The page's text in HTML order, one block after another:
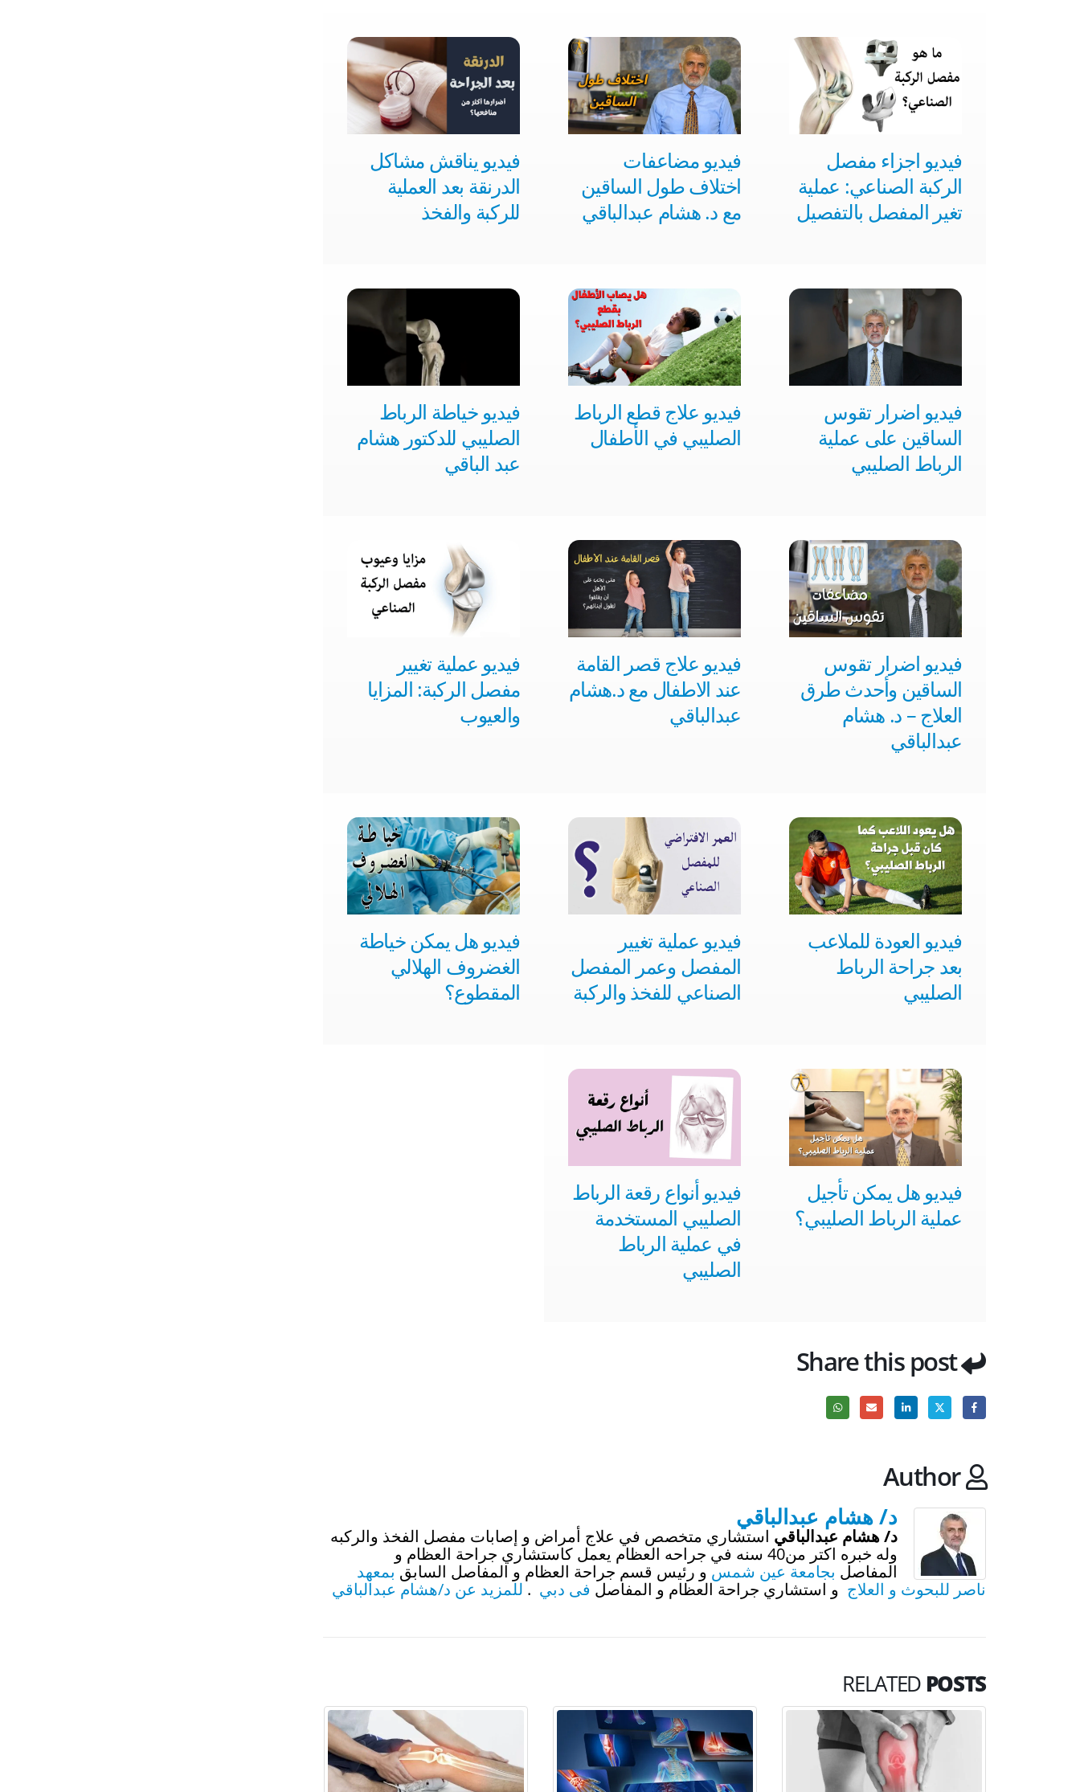
فيديو اجزاء مفصل
الركبة الصناعي: عملية
تغير المفصل بالتفصيل
فيديو مضاعفات
اختلاف طول الساقين
مع د. هشام عبدالباقي
فيديو يناقش مشاكل
الدرنقة​ بعد العملية
للركبة والفخذ
فيديو اضرار تقوس
الساقين​ على عملية
الرباط الصليبي
فيديو علاج قطع الرباط
الصليبي في الأطفال
فيديو خياطة الرباط
الصليبي للدكتور هشام
عبد الباقي
فيديو اضرار تقوس
الساقين​ وأحدث طرق
العلاج – د. هشام
عبدالباقي
فيديو علاج قصر القامة
عند الاطفال​ مع د.هشام
عبدالباقي
فيديو عملية تغيير
مفصل الركبة​: المزايا
والعيوب
فيديو العودة للملاعب
بعد جراحة الرباط
الصليبي
فيديو عملية تغيير
المفصل وعمر المفصل
الصناعي للفخذ والركبة
فيديو هل يمكن خياطة
الغضروف الهلالي
المقطوع؟
فيديو هل يمكن تأجيل
عملية الرباط الصليبي؟
فيديو أنواع رقعة الرباط
الصليبي المستخدمة
في عملية الرباط
الصليبي
Share this post
Author
د/ هشام عبدالباقي
د/ هشام عبدالباقي استشاري متخصص في علاج أمراض و إصابات مفصل الفخذ والركبه
وله خبره اكتر من40 سنه في جراحه العظام يعمل كاستشاري جراحة العظام و
المفاصل بجامعة عين شمس و رئيس قسم جراحة العظام و المفاصل السابقبمعهد
ناصر للبحوث و العلاج و استشاري جراحة العظام و المفاصل فى دبي .للمزيد عن د/هشام عبدالباقي
RELATED POSTS